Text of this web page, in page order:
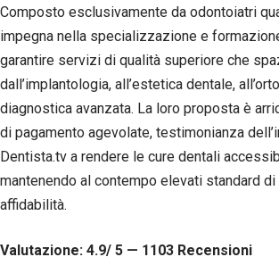
Composto esclusivamente da odontoiatri
impegna nella specializzazione e
garantire servizi di qualità superiore che
dall’implantologia, all’estetica dentale,
diagnostica avanzata. La loro proposta è
di pagamento agevolate, testimonianza
Dentista.tv a rendere le cure dentali
mantenendo al contempo elevati standard di
affidabilità.
Valutazione: 4.9/ 5 — 1103 Recensioni
Necessari